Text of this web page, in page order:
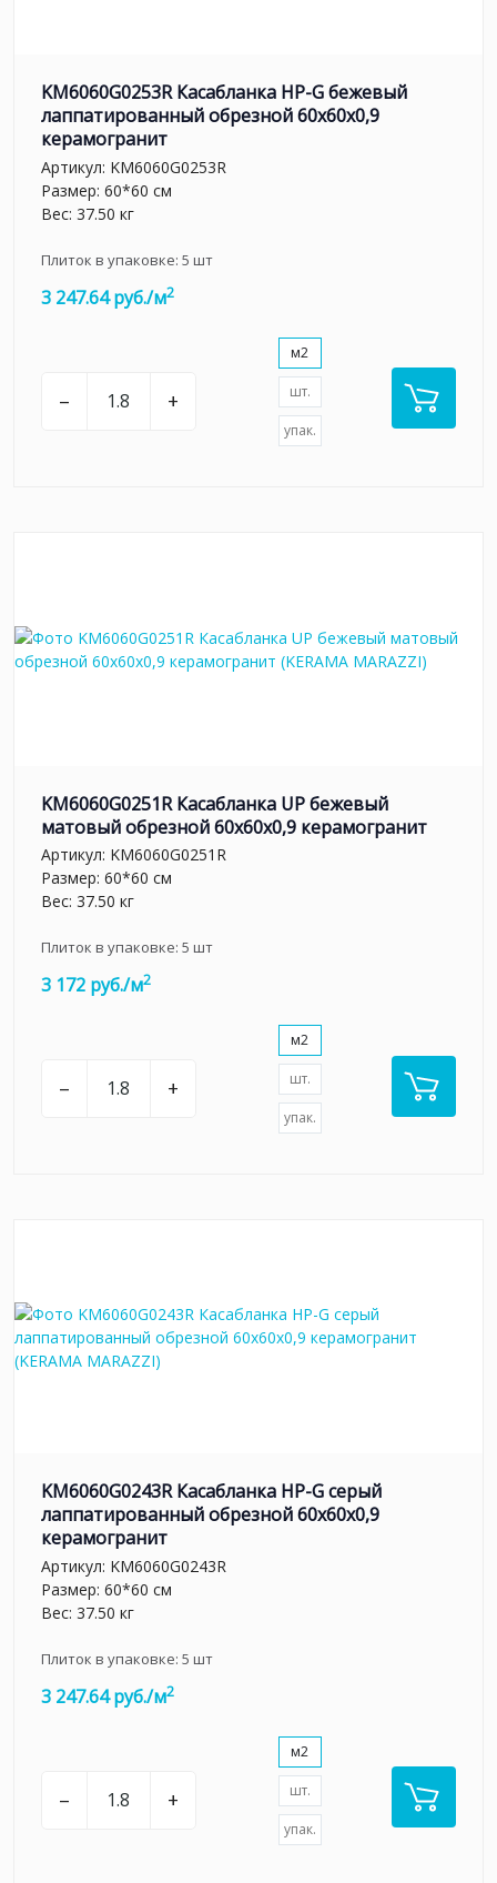
KM6060G0253R Касабланка HP-G бежевый
лаппатированный обрезной 60x60x0,9
керамогранит
Артикул: KM6060G0253R
Размер: 60*60 см
Вес: 37.50 кг
Плиток в упаковке: 5 шт
3 247.64 руб./м2
– +
м2
шт.
упак.
KM6060G0251R Касабланка UP бежевый
матовый обрезной 60x60x0,9 керамогранит
Артикул: KM6060G0251R
Размер: 60*60 см
Вес: 37.50 кг
Плиток в упаковке: 5 шт
3 172 руб./м2
– +
м2
шт.
упак.
KM6060G0243R Касабланка HP-G серый
лаппатированный обрезной 60x60x0,9
керамогранит
Артикул: KM6060G0243R
Размер: 60*60 см
Вес: 37.50 кг
Плиток в упаковке: 5 шт
3 247.64 руб./м2
– +
м2
шт.
упак.